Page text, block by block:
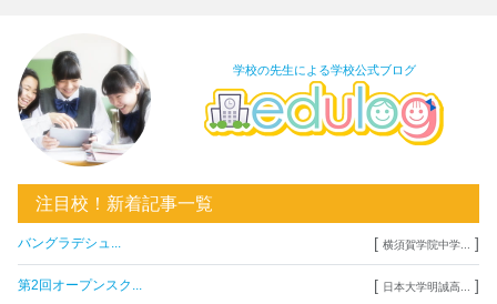
学校の先生による学校公式ブログ
注目校！新着記事一覧
バングラデシュ... [ 横須賀学院中学... ]
第2回オープンスク... [ 日本大学明誠高... ]